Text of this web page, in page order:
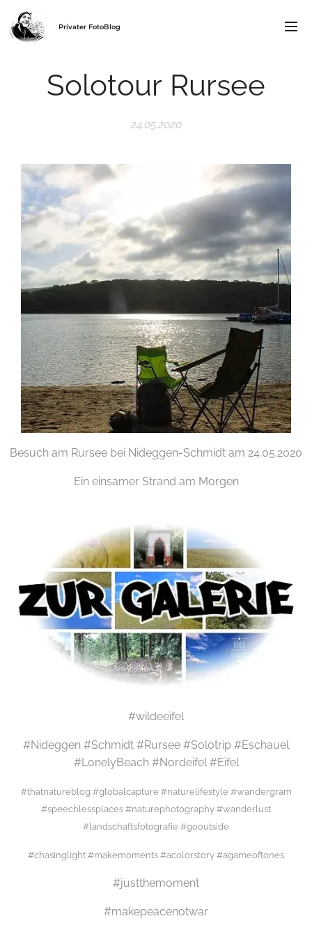
Privater FotoBlog
Solotour Rursee
24.05.2020
Besuch am Rursee bei Nideggen-Schmidt am 24.05.2020
Ein einsamer Strand am Morgen
#wildeeifel
#Nideggen #Schmidt #Rursee #Solotrip #Eschauel
#LonelyBeach #Nordeifel #Eifel
#thatnatureblog #globalcapture #naturelifestyle #wandergram
#speechlessplaces #naturephotography #wanderlust
#landschaftsfotografie #gooutside
#chasinglight #makemoments #acolorstory #agameoftones
#justthemoment
#makepeacenotwar